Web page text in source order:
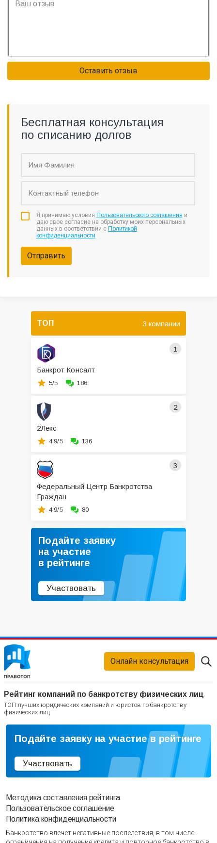
Оставить отзыв
Бесплатная консультация
по списанию долгов
Я принимаю условия Пользовательского соглашения и
даю свое согласие на обработку моих персональных
данных в соответствии с Политикой
конфиденциальности
Отправить
ТОП 3 компании
1
Банкрот Консалт
5/5 186
2
2Лекс
4.9/5 136
3
Федеральный Центр Банкротства
Граждан
4.9/5 80
Подайте заявку
на участие
в рейтинге
Участвовать
Рейтинг компаний по банкротству физических лиц
ТОП лучших юридических компаний и юристов по банкротству
физических лиц
Онлайн консультация
Подайте заявку на участие в рейтинге
Участвовать
Методика составления рейтинга
Пользовательское соглашение
Политика конфиденциальности
Банкротство влечет негативные последствия, в том числе